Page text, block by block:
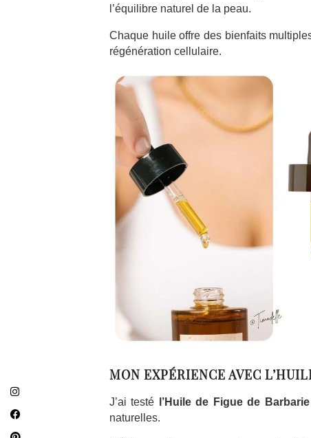
l’équilibre naturel de la peau.
Chaque huile offre des bienfaits
régénération cellulaire.
MON EXPÉRIENCE AVEC
J’ai testé l’Huile de Figue de
naturelles.